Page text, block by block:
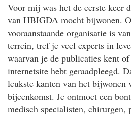
Voor mij was het de eerste keer
van HBIGDA mocht bijwonen.
vooraanstaande organisatie is
terrein, tref je veel experts in
waarvan je de publicaties kent
internetsite hebt geraadpleegd.
leukste kanten van het bijwonen
bijeenkomst. Je ontmoet een
medisch specialisten, chirurgen,